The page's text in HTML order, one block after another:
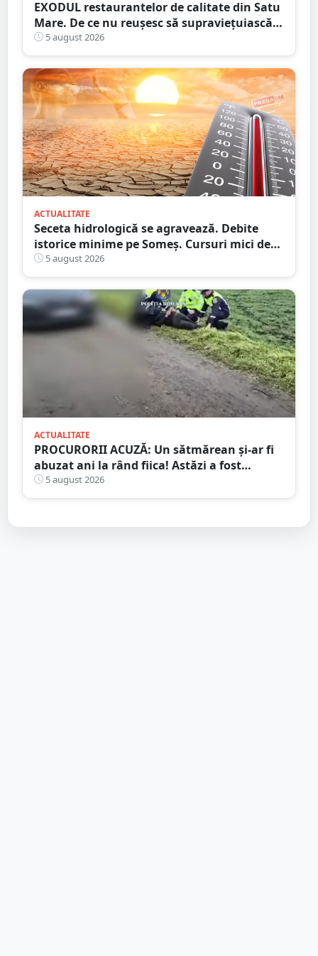
EXODUL restaurantelor de calitate din Satu
Mare. De ce nu reușesc să supraviețuiască
localurile cu adevărat speciale?
5 august 2026
ACTUALITATE
Seceta hidrologică se agravează. Debite
istorice minime pe Someș. Cursuri mici de
ape au secat
5 august 2026
ACTUALITATE
PROCURORII ACUZĂ: Un sătmărean și-ar fi
abuzat ani la rând fiica! Astăzi a fost
arestat!
5 august 2026